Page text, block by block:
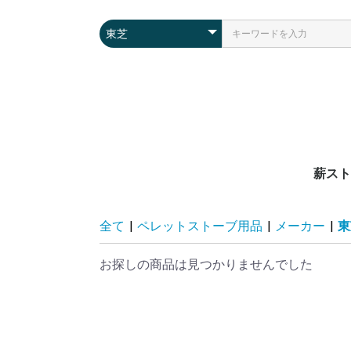
薪ス
全て | ペレットストーブ用品 | メーカー |
お探しの商品は見つかりませんでした